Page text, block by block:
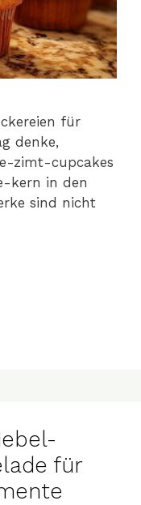
für
denke,
zimt-cupcakes
kern in den
sind nicht
für